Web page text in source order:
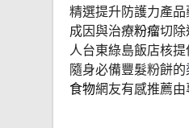
精選提升防護力產
成因與治療粉瘤切除
人台東綠島飯店核
隨身必備豐髮粉餅的
食物網友有感推薦由